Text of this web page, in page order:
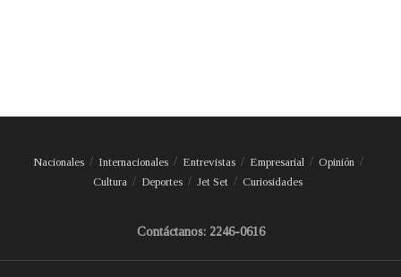
Nacionales Internacionales Entrevistas Empresarial
Opinión
Cultura
Deportes Jet Set Curiosidades
Contáctanos: 2246-0616